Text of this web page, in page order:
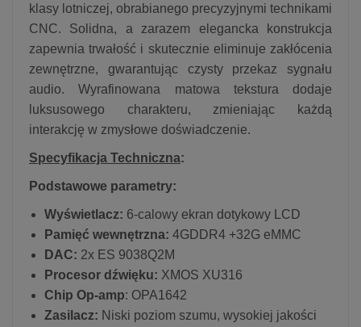
klasy lotniczej, obrabianego precyzyjnymi technikami
CNC. Solidna, a zarazem elegancka konstrukcja
zapewnia trwałość i skutecznie eliminuje zakłócenia
zewnętrzne, gwarantując czysty przekaz sygnału
audio. Wyrafinowana matowa tekstura dodaje
luksusowego charakteru, zmieniając każdą
interakcję w zmysłowe doświadczenie.
Specyfikacja Techniczna:
Podstawowe parametry:
Wyświetlacz: 6-calowy ekran dotykowy LCD
Pamięć wewnętrzna: 4GDDR4 +32G eMMC
DAC: 2x ES 9038Q2M
Procesor dźwięku: XMOS XU316
Chip Op-amp: OPA1642
Zasilacz: Niski poziom szumu, wysokiej jakości